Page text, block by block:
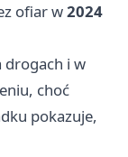
ofiar w2024
drogach i w
choć
pokazuje,